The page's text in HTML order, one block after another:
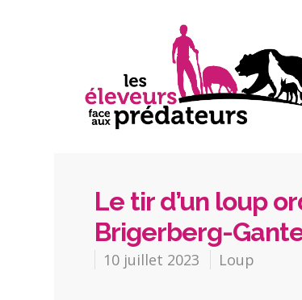
Le tir d’un loup
Brigerberg-
10 juillet 2023 Loup